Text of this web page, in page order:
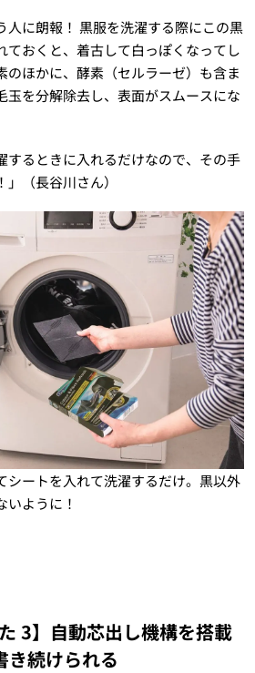
人に朗報！ 黒服を洗濯する際にこの黒
ておくと、着古して白っぽくなってし
のほかに、酵素（セルラーゼ）も含ま
玉を分解除去し、表面がスムースにな
するときに入れるだけなので、その手
（長谷川さん）
シートを入れて洗濯するだけ。黒以外
いように！
3】自動芯出し機構を搭載
き続けられる